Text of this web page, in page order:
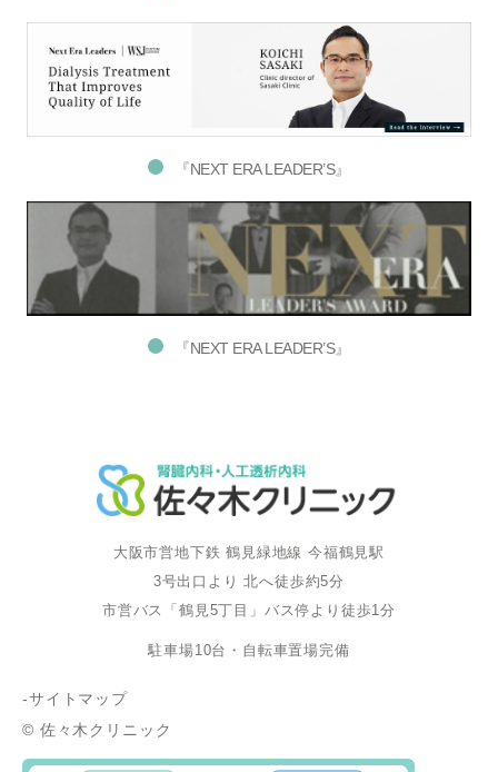
『NEXT ERA LEADER’S』
『NEXT ERA LEADER’S』
大阪市営地下鉄 鶴見緑地線 今福鶴見駅
3号出口より 北へ徒歩約5分
市営バス「鶴見5丁目」バス停より徒歩1分
駐車場10台・自転車置場完備
-サイトマップ
© 佐々木クリニック